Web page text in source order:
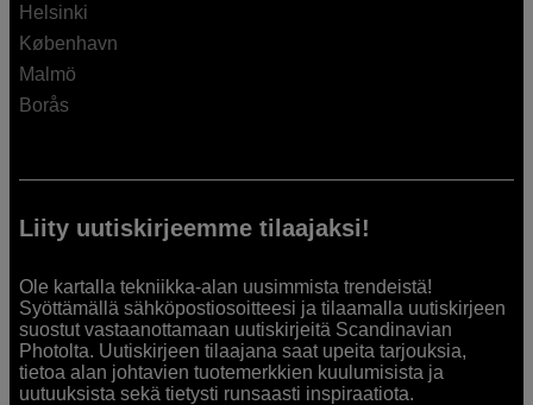
Helsinki
København
Malmö
Borås
Liity uutiskirjeemme tilaajaksi!
Ole kartalla tekniikka-alan uusimmista trendeistä!
Syöttämällä sähköpostiosoitteesi ja tilaamalla uutiskirjeen
suostut vastaanottamaan uutiskirjeitä Scandinavian
Photolta. Uutiskirjeen tilaajana saat upeita tarjouksia,
tietoa alan johtavien tuotemerkkien kuulumisista ja
uutuuksista sekä tietysti runsaasti inspiraatiota.